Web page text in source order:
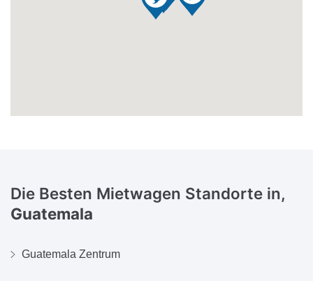
Die Besten Mietwagen Standorte in,
Guatemala
Guatemala Zentrum